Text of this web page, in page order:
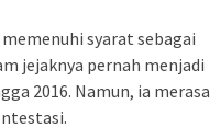
syarat sebagai
jejaknya pernah menjadi
2016. Namun, ia merasa